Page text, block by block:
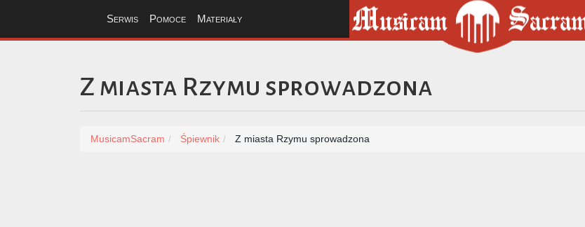
Serwis Pomoce Materiały
Z miasta Rzymu sprowadzona
MusicamSacram Śpiewnik Z miasta Rzymu sprowadzona